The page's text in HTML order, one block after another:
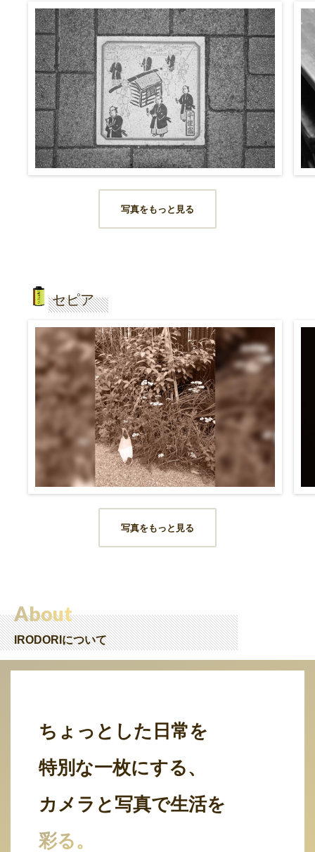
写真をもっと見る
セピア
写真をもっと見る
About
IRODORIについて
ちょっとした日常を
特別な一枚にする、
カメラと写真で生活を
彩る。